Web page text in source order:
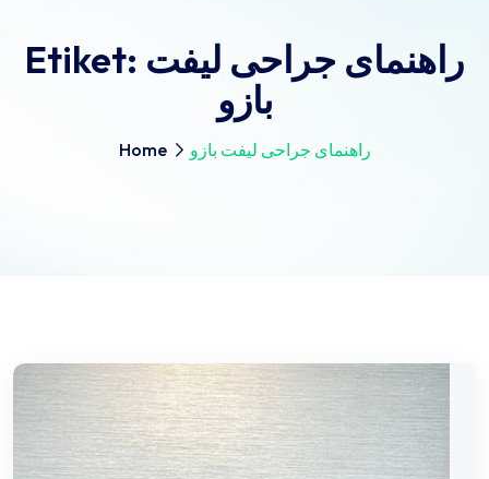
Etiket: راهنمای جراحی لیفت
بازو
Home راهنمای جراحی لیفت بازو